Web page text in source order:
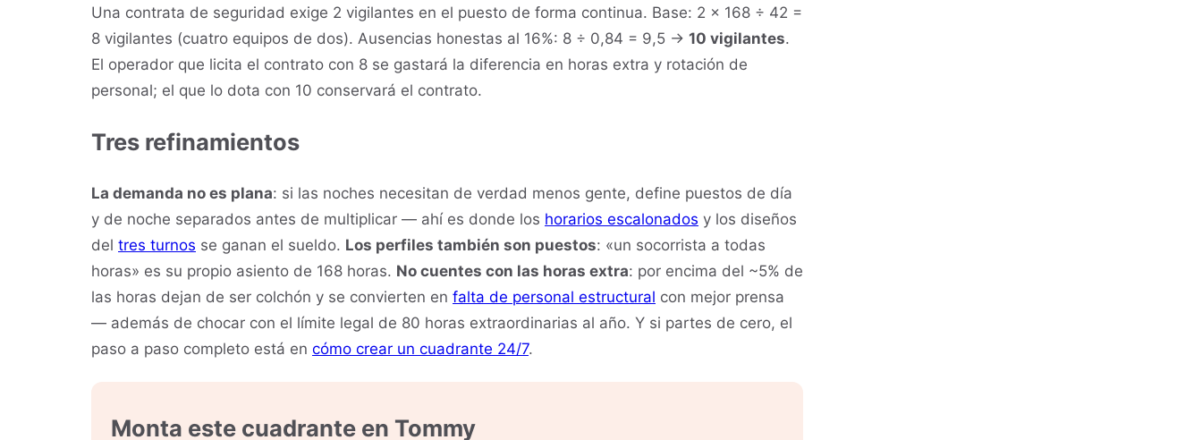
Una contrata de seguridad exige 2 vigilantes en el puesto de forma continua. Base: 2 × 168 ÷ 42 =
8 vigilantes (cuatro equipos de dos). Ausencias honestas al 16%: 8 ÷ 0,84 = 9,5 → 10 vigilantes.
El operador que licita el contrato con 8 se gastará la diferencia en horas extra y rotación de
personal; el que lo dota con 10 conservará el contrato.
Tres refinamientos
La demanda no es plana: si las noches necesitan de verdad menos gente, define puestos de día
y de noche separados antes de multiplicar — ahí es donde los horarios escalonados y los diseños
del tres turnos se ganan el sueldo. Los perfiles también son puestos: «un socorrista a todas
horas» es su propio asiento de 168 horas. No cuentes con las horas extra: por encima del ~5% de
las horas dejan de ser colchón y se convierten en falta de personal estructural con mejor prensa
— además de chocar con el límite legal de 80 horas extraordinarias al año. Y si partes de cero, el
paso a paso completo está en cómo crear un cuadrante 24/7.
Monta este cuadrante en Tommy